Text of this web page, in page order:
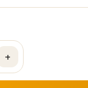
Boyama Seti adet
+